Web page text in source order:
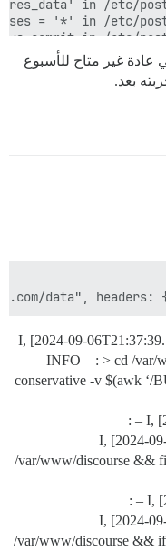
غير متاح للأسبوع
بعد.
data",
INFO – : > cd /var/
conservative -v $(awk ‘/
I,
I, [2024-
/var/www/discourse &&
I,
I, [2024-
/var/www/discourse && if